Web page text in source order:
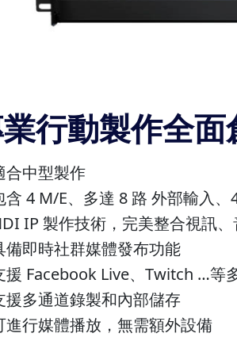
行動製作全面
中型製作
4 M/E、多達 8 路 外部輸入、
IP 製作技術，完美整合視訊
即時社群媒體發布功能
Facebook Live、Twitch …等
多通道錄製和內部儲存
行媒體播放，無需額外設備